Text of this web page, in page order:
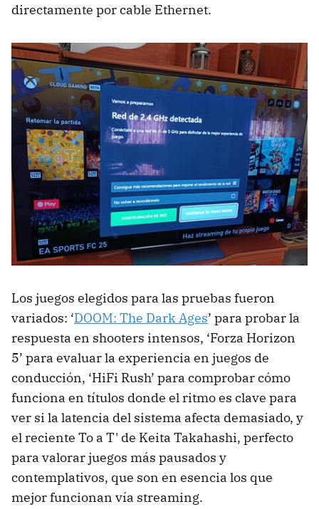
directamente por cable Ethernet.
Los juegos elegidos para las pruebas fueron
variados: ‘DOOM: The Dark Ages’ para probar la
respuesta en shooters intensos, ‘Forza Horizon
5’ para evaluar la experiencia en juegos de
conducción, ‘HiFi Rush’ para comprobar cómo
funciona en títulos donde el ritmo es clave para
ver si la latencia del sistema afecta demasiado, y
el reciente To a T' de Keita Takahashi, perfecto
para valorar juegos más pausados y
contemplativos, que son en esencia los que
mejor funcionan vía streaming.